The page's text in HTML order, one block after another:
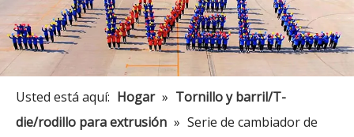
Usted está aquí: Hogar » Tornillo y barril/T-
die/rodillo para extrusión » Serie de cambiador de